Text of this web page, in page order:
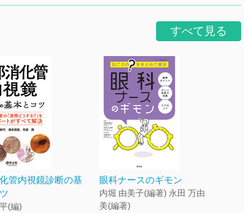
すべて見る
管内視鏡診断の基
(編)
眼科ナースのギモン
内堀 由美子(編著) 永田 万由
美(編著)